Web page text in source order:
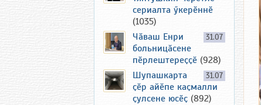
сериалта ӳкерӗннӗ
(1035)
31.07
Чӑваш Енри
больницӑсене
пӗрлештереҫҫӗ (928)
31.07
Шупашкарта
ҫӗр айӗпе каҫмалли
ҫулсене юсӗҫ (892)